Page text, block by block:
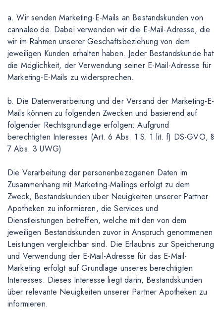
a. Wir senden Marketing-E-Mails an Bestandskunden von
cannaleo.de. Dabei verwenden wir die E-Mail-Adresse, die
wir im Rahmen unserer Geschäftsbeziehung von dem
jeweiligen Kunden erhalten haben. Jeder Bestandskunde hat
die Möglichkeit, der Verwendung seiner E-Mail-Adresse für
Marketing-E-Mails zu widersprechen.
b. Die Datenverarbeitung und der Versand der Marketing-E-
Mails können zu folgenden Zwecken und basierend auf
folgender Rechtsgrundlage erfolgen: Aufgrund
berechtigten Interesses (Art. 6 Abs. 1 S. 1 lit. f) DS-GVO, §
7 Abs. 3 UWG)
Die Verarbeitung der personenbezogenen Daten im
Zusammenhang mit Marketing-Mailings erfolgt zu dem
Zweck, Bestandskunden über Neuigkeiten unserer Partner
Apotheken zu informieren, die Services und
Dienstleistungen betreffen, welche mit den von dem
jeweiligen Bestandskunden zuvor in Anspruch genommenen
Leistungen vergleichbar sind. Die Erlaubnis zur Speicherung
und Verwendung der E-Mail-Adresse für das E-Mail-
Marketing erfolgt auf Grundlage unseres berechtigten
Interesses. Dieses Interesse liegt darin, Bestandskunden
über relevante Neuigkeiten unserer Partner Apotheken zu
informieren.